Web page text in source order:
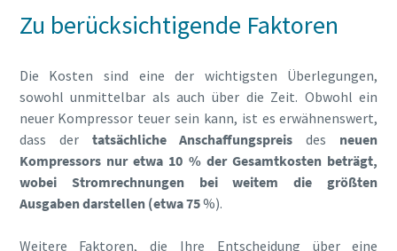
Zu berücksichtigende Faktoren
Die Kosten sind eine der wichtigsten Überlegungen,
sowohl unmittelbar als auch über die Zeit. Obwohl ein
neuer Kompressor teuer sein kann, ist es erwähnenswert,
dass der tatsächliche Anschaffungspreis des neuen
Kompressors nur etwa 10 % der Gesamtkosten beträgt,
wobei Stromrechnungen bei weitem die größten
Ausgaben darstellen (etwa 75%).
Weitere Faktoren, die Ihre Entscheidung über eine